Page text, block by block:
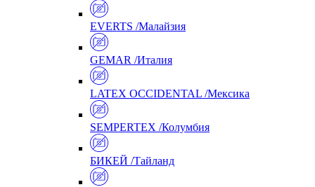
EVERTS /Малайзия
GEMAR /Италия
LATEX OCCIDENTAL /Мексика
SEMPERTEX /Колумбия
БИКЕЙ /Тайланд